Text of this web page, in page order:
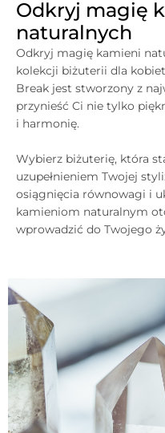
Odkryj magię
naturalnych
Odkryj magię kamieni
kolekcji biżuterii dla
Break jest stworzony z
przynieść Ci nie tylko
i harmonię.
Wybierz biżuterię, która
uzupełnieniem Twojej
osiągnięcia równowagi i
kamieniom naturalnym
wprowadzić do Twojego